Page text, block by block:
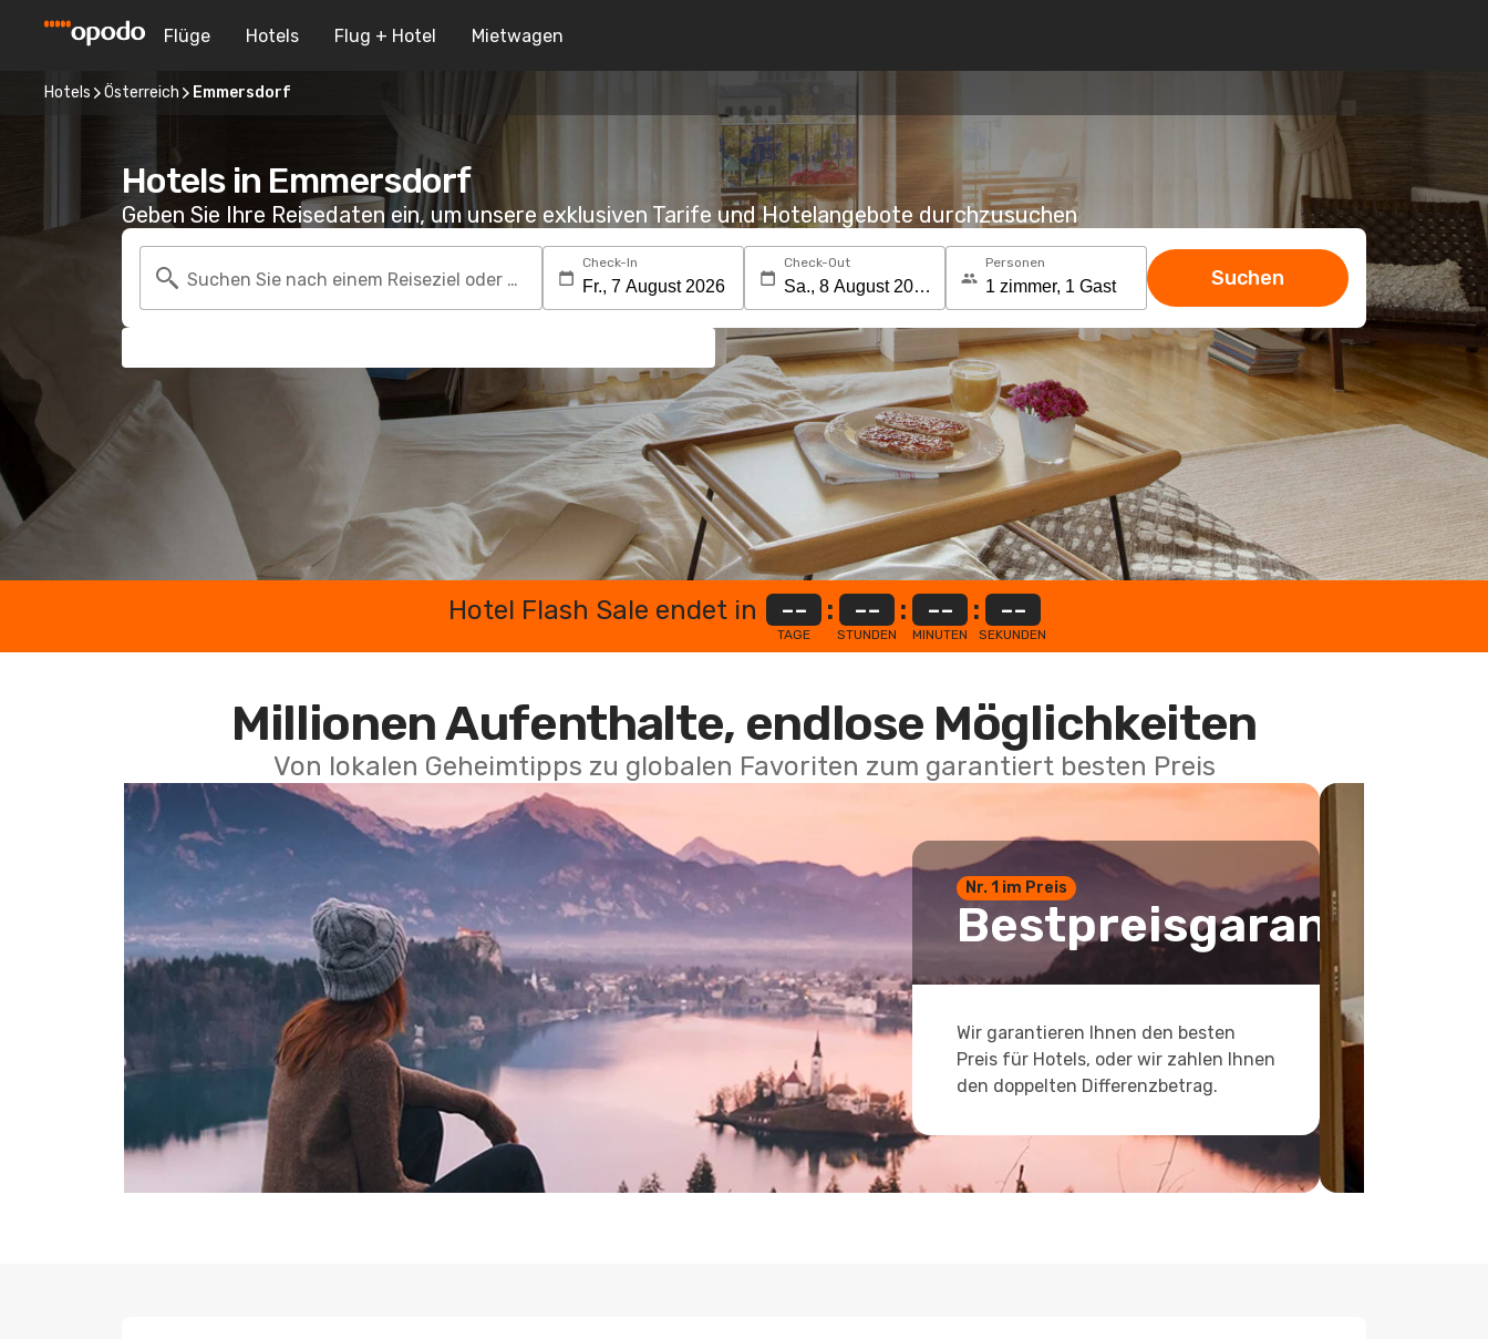
Flüge Hotels Flug + Hotel Mietwagen
Hotels Österreich Emmersdorf
Hotels in Emmersdorf
Geben Sie Ihre Reisedaten ein, um unsere exklusiven Tarife und Hotelangebote durchzusuchen
Suchen Sie nach einem Reiseziel oder Hotel
Check-In Check-Out Personen
Suchen
Hotel Flash Sale endet in --
TAGE
: --
STUNDEN
: --
MINUTEN
: --
SEKUNDEN
Millionen Aufenthalte, endlose Möglichkeiten
Von lokalen Geheimtipps zu globalen Favoriten zum garantiert besten Preis
Nr. 1 im Preis
Bestpreisgarantie
Wir garantieren Ihnen den besten
Preis für Hotels, oder wir zahlen Ihnen
den doppelten Differenzbetrag.